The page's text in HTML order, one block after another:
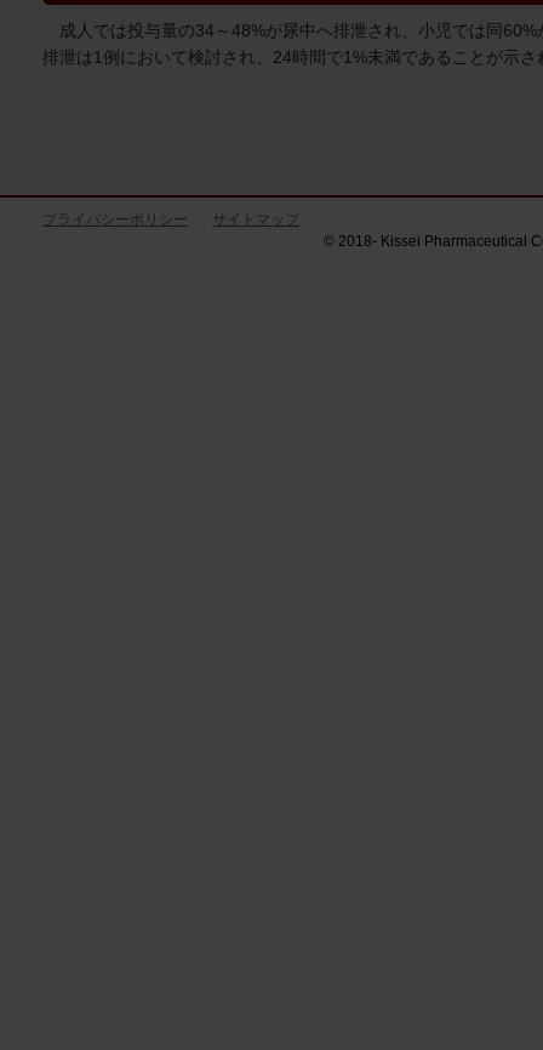
成人では投与量の34～48%が尿中へ排泄され、小児では同
排泄は1例において検討され、24時間で1%未満であることが示さ
プライバシーポリシー
サイトマップ
© 2018- Kissei Pharmaceutical